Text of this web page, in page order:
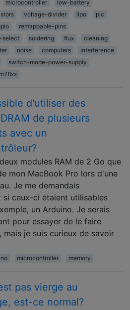
microcontroller
low-battery
voltage-divider lipo
pic
remappable-pins
select
soldering flux
cleaning
noise computers
interference
switch-mode-power-supply
d'utiliser des
de plusieurs
avec un
modules RAM de 2 Go que
mon MacBook Pro lors d'une
Je me demandais
si ceux-ci étaient utilisables
un Arduino. Je serais
pour essayer de le faire
mais je suis curieux de savoir
microcontroller memory
pas vierge au
est-ce normal?